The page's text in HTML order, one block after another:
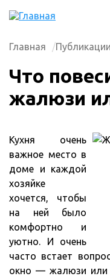
Главная Публикации
Что
жалюзи
Кухня очень
важное место в
доме и каждой
хозяйке
хочется, чтобы
на ней было
комфортно и
уютно. И очень
часто встает
окно — жалюзи или